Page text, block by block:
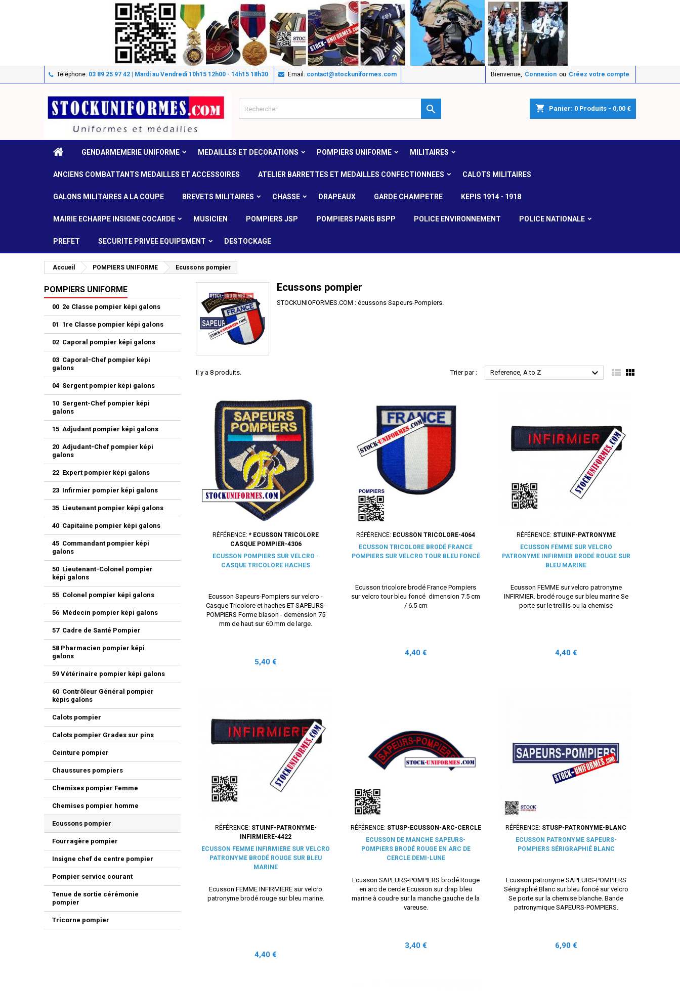
Téléphone: 03 89 25 97 42 | Mardi au Vendredi 10h15 12h00 - 14h15 18h30 Email: contact@stockuniformes.com Bienvenue, Connexion ou Créez votre compte
shopping_cart Panier: 0 Produits - 0,00 €

GENDARMEMERIE UNIFORME MEDAILLES ET DECORATIONS POMPIERS UNIFORME MILITAIRES
ANCIENS COMBATTANTS MEDAILLES ET ACCESSOIRES ATELIER BARRETTES ET MEDAILLES CONFECTIONNEES CALOTS MILITAIRES
GALONS MILITAIRES A LA COUPE BREVETS MILITAIRES CHASSE DRAPEAUX GARDE CHAMPETRE KEPIS 1914 - 1918
MAIRIE ECHARPE INSIGNE COCARDE MUSICIEN POMPIERS JSP POMPIERS PARIS BSPP POLICE ENVIRONNEMENT POLICE NATIONALE
PREFET SECURITE PRIVEE EQUIPEMENT DESTOCKAGE
Accueil POMPIERS UNIFORME Ecussons pompier
POMPIERS UNIFORME
00 2e Classe pompier képi galons
01 1re Classe pompier képi galons
02 Caporal pompier képi galons
03 Caporal-Chef pompier képi
galons
04 Sergent pompier képi galons
10 Sergent-Chef pompier képi
galons
15 Adjudant pompier képi galons
20 Adjudant-Chef pompier képi
galons
22 Expert pompier képi galons
23 Infirmier pompier képi galons
35 Lieutenant pompier képi galons
40 Capitaine pompier képi galons
45 Commandant pompier képi
galons
50 Lieutenant-Colonel pompier
képi galons
55 Colonel pompier képi galons
56 Médecin pompier képi galons
57 Cadre de Santé Pompier
58 Pharmacien pompier képi
galons
59 Vétérinaire pompier képi galons
60 Contrôleur Général pompier
képis galons
Calots pompier
Calots pompier Grades sur pins
Ceinture pompier
Chaussures pompiers
Chemises pompier Femme
Chemises pompier homme
Ecussons pompier
Fourragère pompier
Insigne chef de centre pompier
Pompier service courant
Tenue de sortie cérémonie
pompier
Tricorne pompier
Ecussons pompier
STOCKUNIOFORMES.COM : écussons Sapeurs-Pompiers.
Il y a 8 produits. Trier par : Reference, A to Z   
RÉFÉRENCE:* ECUSSON TRICOLORE
CASQUE POMPIER-4306
ECUSSON POMPIERS SUR VELCRO -
CASQUE TRICOLORE HACHES
Ecusson Sapeurs-Pompiers sur velcro -
Casque Tricolore et haches ET SAPEURS-
POMPIERS Forme blason - demension 75
mm de haut sur 60 mm de large.
Prix
5,40 €
RÉFÉRENCE: ECUSSON TRICOLORE-4064
ECUSSON TRICOLORE BRODÉ FRANCE
POMPIERS SUR VELCRO TOUR BLEU FONCÉ
Ecusson tricolore brodé France Pompiers
sur velcro tour bleu foncé dimension 7.5 cm
/ 6.5 cm
Prix
4,40 €
RÉFÉRENCE: STUINF-PATRONYME
ECUSSON FEMME SUR VELCRO
PATRONYME INFIRMIER BRODÉ ROUGE SUR
BLEU MARINE
Ecusson FEMME sur velcro patronyme
INFIRMIER. brodé rouge sur bleu marine Se
porte sur le treillis ou la chemise
Prix
4,40 €
RÉFÉRENCE: STUINF-PATRONYME-
INFIRMIERE-4422
ECUSSON FEMME INFIRMIERE SUR VELCRO
PATRONYME BRODÉ ROUGE SUR BLEU
MARINE
Ecusson FEMME INFIRMIERE sur velcro
patronyme brodé rouge sur bleu marine.
Prix
4,40 €
RÉFÉRENCE: STUSP-ECUSSON-ARC-CERCLE
ECUSSON DE MANCHE SAPEURS-
POMPIERS BRODÉ ROUGE EN ARC DE
CERCLE DEMI-LUNE
Ecusson SAPEURS-POMPIERS brodé Rouge
en arc de cercle Ecusson sur drap bleu
marine à coudre sur la manche gauche de la
vareuse.
Prix
3,40 €
RÉFÉRENCE: STUSP-PATRONYME-BLANC
ECUSSON PATRONYME SAPEURS-
POMPIERS SÉRIGRAPHIÉ BLANC
Ecusson patronyme SAPEURS-POMPIERS
Sérigraphié Blanc sur bleu foncé sur velcro
Se porte sur la chemise blanche. Bande
patronymique SAPEURS-POMPIERS.
Prix
6,90 €